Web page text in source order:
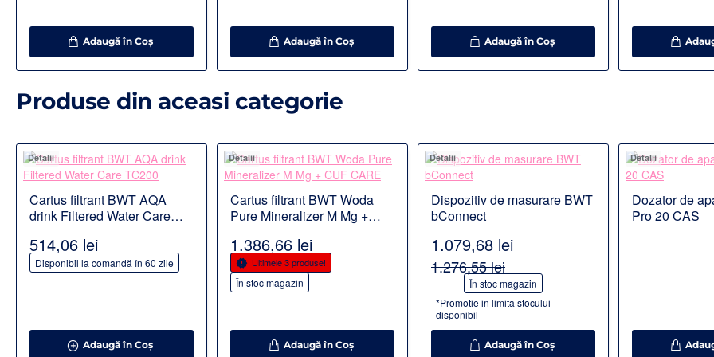
Adaugă în Coş Adaugă în Coş Adaugă în Coş
Produse din aceasi categorie
Detalii
Cartus filtrant BWT AQA
drink Filtered Water Care
Disponibil la comandă în 60 zile
514,06 lei
Adaugă în Coş
Detalii
Cartus filtrant BWT Woda
Pure Mineralizer M Mg +
Ultimele 3 produse!
În stoc magazin
1.386,66 lei
Adaugă în Coş
Detalii
Disponibil la comanda
Dispozitiv de masurare BWT
bConnect
În stoc magazin
*Promotie in limita stocului
disponibil
1.079,68 lei
1.276,55 lei
Adaugă în Coş
Detalii
Disponibil la
Dozator de
Pro 20 CAS